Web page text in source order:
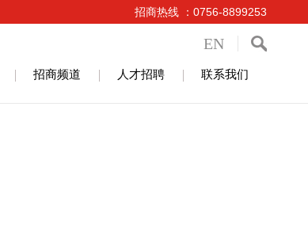
招商热线 ：0756-8899253
EN
招商频道 人才招聘 联系我们